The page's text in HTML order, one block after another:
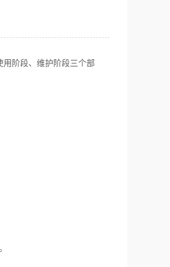
阶段、维护阶段三个部